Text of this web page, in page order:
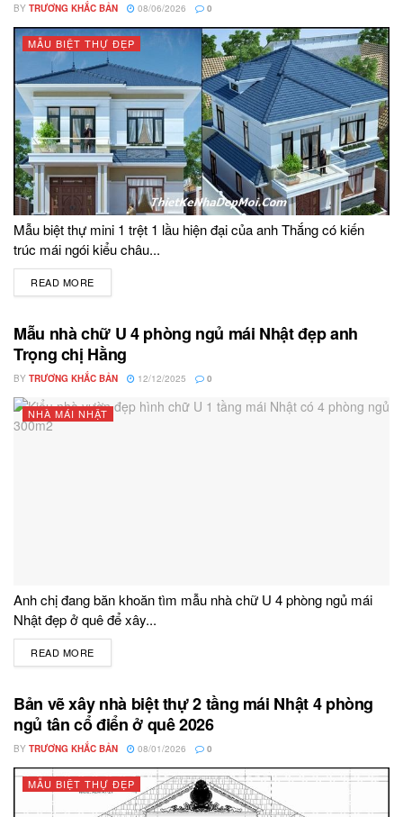
BY TRƯƠNG KHẮC BẢN 08/06/2026 0
MẪU BIỆT THỰ ĐẸP
Mẫu biệt thự mini 1 trệt 1 lầu hiện đại của anh Thắng có kiến
trúc mái ngói kiểu châu...
READ MORE
Mẫu nhà chữ U 4 phòng ngủ mái Nhật đẹp anh
Trọng chị Hằng
BY TRƯƠNG KHẮC BẢN 12/12/2025 0
NHÀ MÁI NHẬT
Anh chị đang băn khoăn tìm mẫu nhà chữ U 4 phòng ngủ mái
Nhật đẹp ở quê để xây...
READ MORE
Bản vẽ xây nhà biệt thự 2 tầng mái Nhật 4 phòng
ngủ tân cổ điển ở quê 2026
BY TRƯƠNG KHẮC BẢN 08/01/2026 0
MẪU BIỆT THỰ ĐẸP